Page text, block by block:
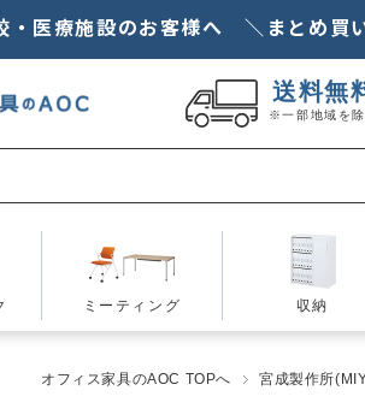
・医療施設のお客様へ ＼まとめ買
送料無
※一部地域を除
ミーティング 収納
オフィス家具のAOC TOPへ 宮成製作所